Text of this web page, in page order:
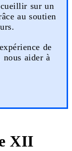
sur un
au soutien
de
aider à
XII